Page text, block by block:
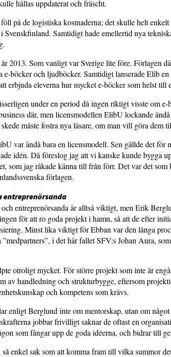
hållas uppdaterat och fräscht.
på de logistiska kost­naderna; det skulle helt
Svenskfinland. Samtidigt hade emeller­tid nya
2013. Som vanligt var Sverige lite före. Förlagen
e-böcker och ljudböcker. Samtidigt lanserade Elib
erbjuda eleverna hur mycket e-böcker som helst till
under en period då ingen riktigt visste om
där, men licensmodellen ElibU lockande
måste fostra nya läsare, om man vill göra dem
var ändå bara en licensmodell. Sen gällde det för
idén. Då föreslog jag att vi kanske kunde bygga
som jag råkade känna till från förr. Det var det
förlagen.
entreprenörsanda
entreprenörsanda är alltså viktigt, men Erik
för att ro goda projekt i hamn, så att de efter
Minst lika viktigt för Ebban var den långa
i det här fallet SFV:s Johan Aura,
otroligt mycket. För större projekt som inte är
av handledning och strukturbygge, eftersom
och kompetens som krävs.
enligt Berglund inte om mentorskap, utan om
jobbar frivilligt saknar de oftast en
som fångar upp de goda idéerna, och bidrar till
så enkel sak som att komma fram till vilka summor